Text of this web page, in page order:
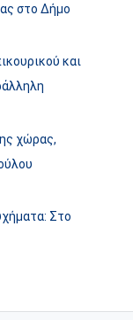
στο Δήμο
και
χώρας,
Στο